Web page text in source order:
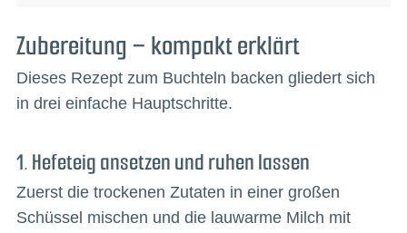
Zubereitung – kompakt erklärt
Dieses Rezept zum Buchteln backen gliedert sich
in drei einfache Hauptschritte.
1. Hefeteig ansetzen und ruhen lassen
Zuerst die trockenen Zutaten in einer großen
Schüssel mischen und die lauwarme Milch mit